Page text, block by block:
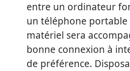
entre un ordinateur
un téléphone portable
matériel sera
bonne connexion à
de préférence.